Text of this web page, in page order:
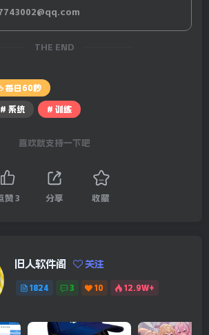
岛国瓦努阿图17日发生的强震，已造成
两名中国公民，预计死亡人数还会上
急状态，联合国：预计有至少11.6万人
要”补偿”：提供先前承诺过的防空系
时候总想着怎么致富，现在成熟了，只
THE END
每日60秒
# 系统 # 训练
喜欢就支持一下吧
赞 3 分享 收藏
旧人软件阁 关注
1824 3 10 12.9W+